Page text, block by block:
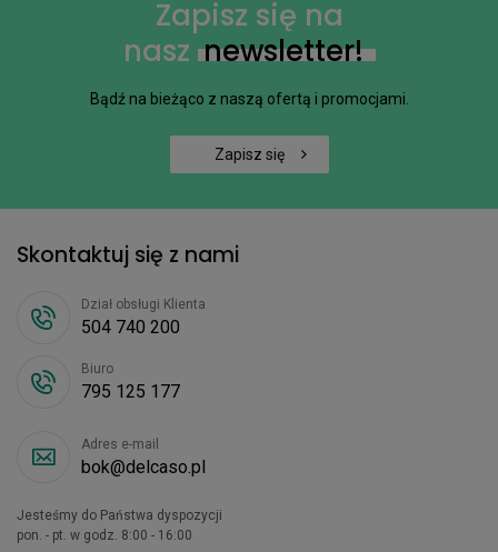
Zapisz się na
nasz newsletter!
Bądź na bieżąco z naszą ofertą i promocjami.
Zapisz się
Skontaktuj się z nami
Dział obsługi Klienta
504 740 200
Biuro
795 125 177
Adres e-mail
bok@delcaso.pl
Jesteśmy do Państwa dyspozycji
pon. - pt. w godz. 8:00 - 16:00